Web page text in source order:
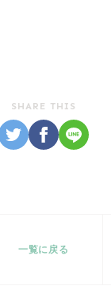
SHARE THIS
一覧に戻る